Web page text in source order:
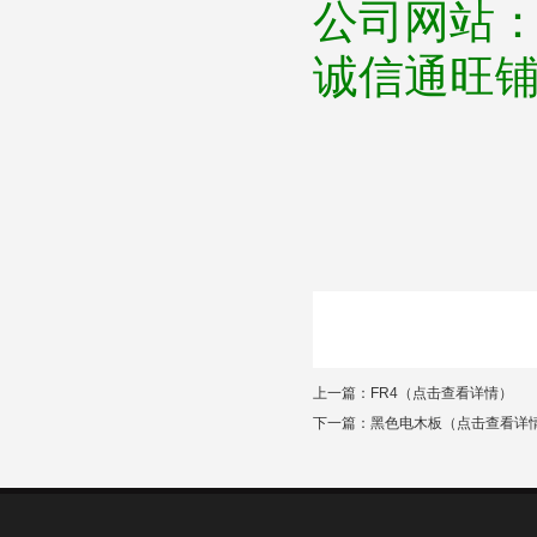
公司网站
诚信通旺
上一篇： FR4（点击查看详情）
下一篇： 黑色电木板（点击查看详